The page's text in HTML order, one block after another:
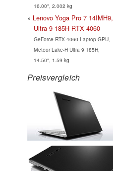
16.00", 2.002 kg
Lenovo Yoga Pro 7 14IMH9,
Ultra 9 185H RTX 4060
GeForce RTX 4060 Laptop GPU,
Meteor Lake-H Ultra 9 185H,
14.50", 1.59 kg
Preisvergleich